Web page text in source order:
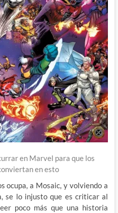
en Marvel para que los
en esto
ocupa, a Mosaic, y volviendo a
se lo injusto que es criticar al
poco más que una historia